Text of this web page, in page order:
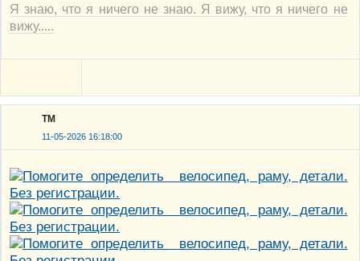
Я знаю, что я ничего не знаю. Я вижу, что я ничего не
вижу.....
ТМ
11-05-2026 16:18:00